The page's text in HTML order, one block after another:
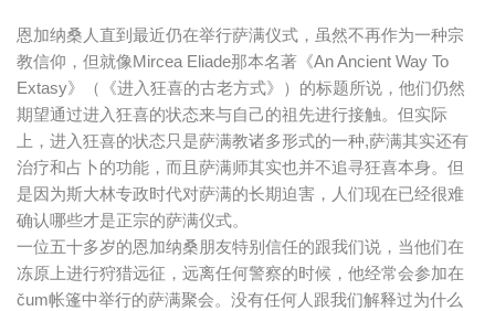
恩加纳桑人直到最近仍在举行萨满仪式，虽然不再作为一种宗
教信仰，但就像Mircea Eliade那本名著《An Ancient Way To
Extasy》（《进入狂喜的古老方式》）的标题所说，他们仍然
期望通过进入狂喜的状态来与自己的祖先进行接触。但实际
上，进入狂喜的状态只是萨满教诸多形式的一种,萨满其实还有
治疗和占卜的功能，而且萨满师其实也并不追寻狂喜本身。但
是因为斯大林专政时代对萨满的长期迫害，人们现在已经很难
确认哪些才是正宗的萨满仪式。
一位五十多岁的恩加纳桑朋友特别信任的跟我们说，当他们在
冻原上进行狩猎远征，远离任何警察的时候，他经常会参加在
čum帐篷中举行的萨满聚会。没有任何人跟我们解释过为什么